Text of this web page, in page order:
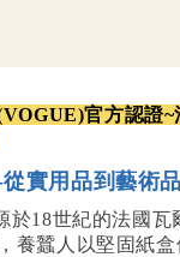
官方認證
從實用品到藝術
於18世紀的法國
養蠶人以堅固紙